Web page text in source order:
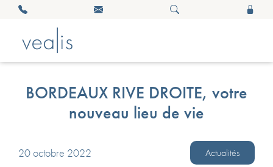
BORDEAUX RIVE DROITE, votre
nouveau lieu de vie
20 octobre 2022 Actualités